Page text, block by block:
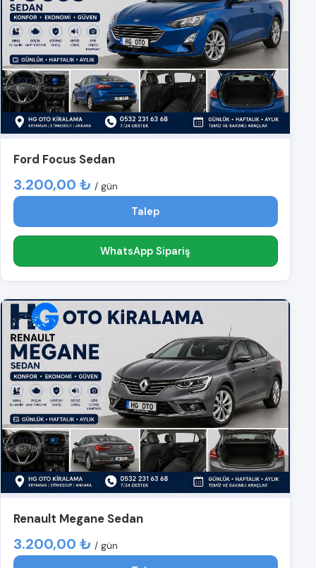
Ford Focus Sedan
3.200,00 ₺ / gün
Talep
WhatsApp Sipariş
Renault Megane Sedan
3.200,00 ₺ / gün